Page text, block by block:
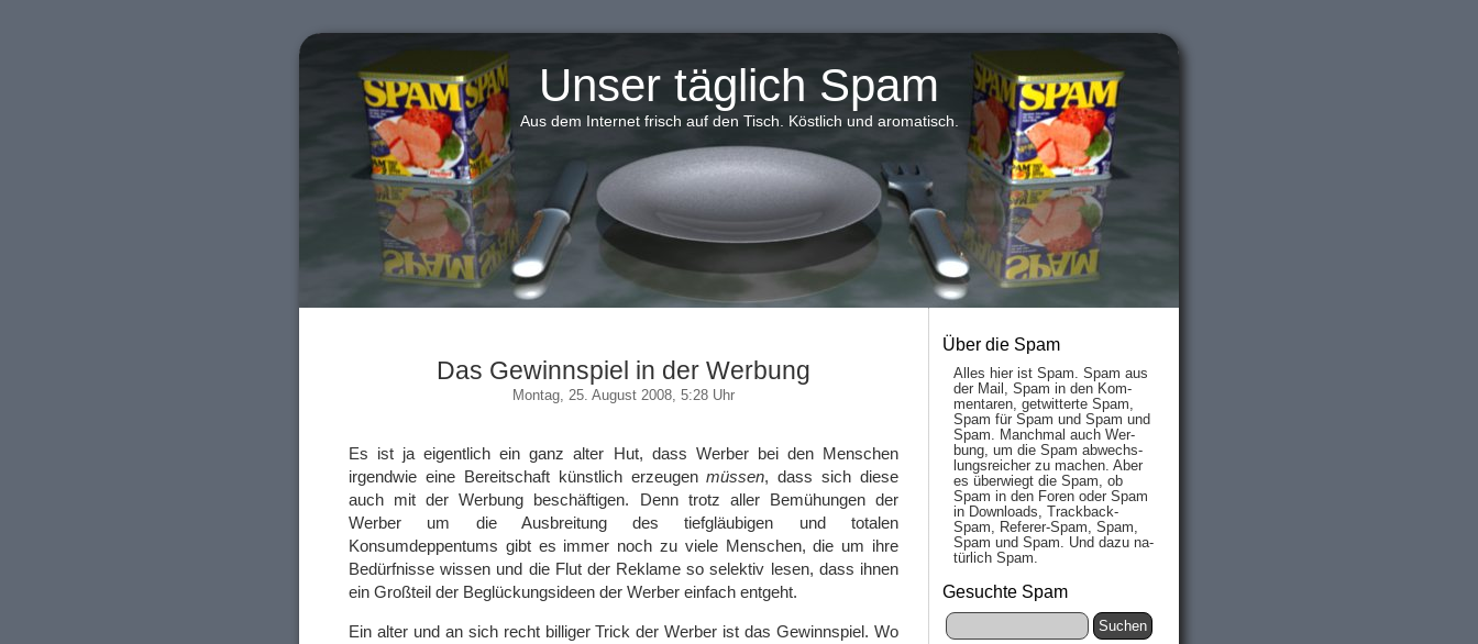
Unser täglich Spam
Aus dem Internet frisch auf den Tisch. Köstlich und aromatisch.
Das Gewinnspiel in der Werbung
Montag, 25. August 2008, 5:28 Uhr
Es ist ja eigentlich ein ganz alter Hut, dass Werber bei den Menschen
irgendwie eine Bereitschaft künstlich erzeugenmüssen, dass sich diese
auch mit der Werbung beschäftigen. Denn trotz aller Bemühungen der
Werber um die Ausbreitung des tiefgläubigen und totalen
Konsumdeppentums gibt es immer noch zu viele Menschen, die um ihre
Bedürfnisse wissen und die Flut der Reklame so selektiv lesen, dass ihnen
ein Großteil der Beglückungsideen der Werber einfach entgeht.
Ein alter und an sich recht billiger Trick der Werber ist das Gewinnspiel. Wo
Über die Spam
Alles hier ist Spam. Spam aus
der Mail, Spam in den Kom­
men­taren, ge­twit­ter­te Spam,
Spam für Spam und Spam und
Spam. Manch­mal auch Wer­
bung, um die Spam ab­wechs­
lungs­reich­er zu mach­en. Aber
es über­wiegt die Spam, ob
Spam in den Fo­ren oder Spam
in Down­loads, Track­back-
Spam, Re­fe­rer-Spam, Spam,
Spam und Spam. Und da­zu na­
tür­lich Spam.
Gesuchte Spam